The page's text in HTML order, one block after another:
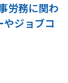
労務に関わ
ジョブコ